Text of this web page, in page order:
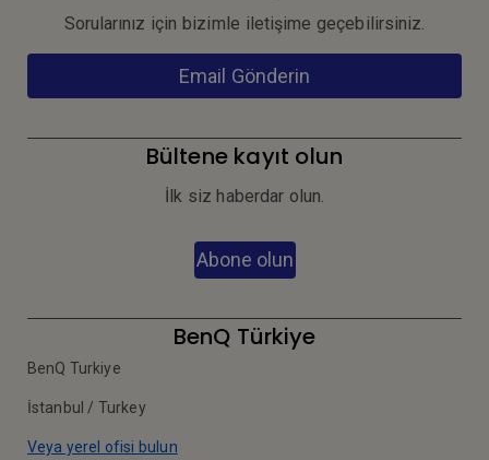
Sorularınız için bizimle iletişime geçebilirsiniz.
Email Gönderin
Bültene kayıt olun
İlk siz haberdar olun.
Abone olun
BenQ Türkiye
BenQ Turkiye
İstanbul / Turkey
Veya yerel ofisi bulun